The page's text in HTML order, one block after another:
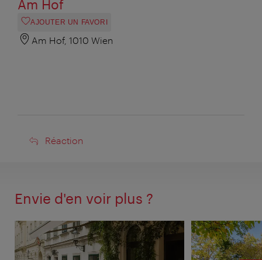
Am Hof
AJOUTER UN FAVORI
Am Hof, 1010 Wien
Réaction
Réaction
Envie d'en voir plus ?